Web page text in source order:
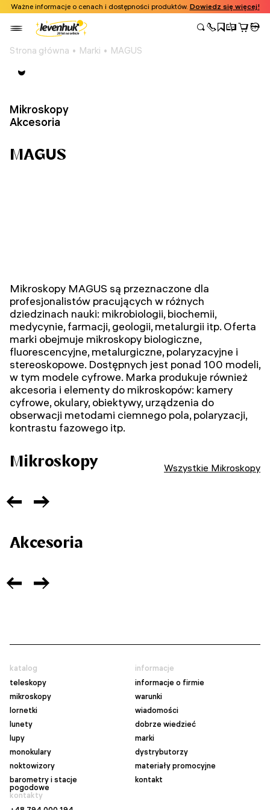
Ważne informacje o cenach i dostępności produktów. Dowiedz się więcej!
Strona główna Marki MAGUS
Mikroskopy
Akcesoria
MAGUS
Mikroskopy MAGUS są przeznaczone dla
profesjonalistów pracujących w różnych
dziedzinach nauki: mikrobiologii, biochemii,
medycynie, farmacji, geologii, metalurgii itp. Oferta
marki obejmuje mikroskopy biologiczne,
fluorescencyjne, metalurgiczne, polaryzacyjne i
stereoskopowe. Dostępnych jest ponad 100 modeli,
w tym modele cyfrowe. Marka produkuje również
akcesoria i elementy do mikroskopów: kamery
cyfrowe, okulary, obiektywy, urządzenia do
obserwacji metodami ciemnego pola, polaryzacji,
kontrastu fazowego itp.
Mikroskopy Wszystkie Mikroskopy
Akcesoria
katalog
teleskopy
mikroskopy
lornetki
lunety
lupy
monokulary
noktowizory
barometry i stacje
pogodowe
informacje
informacje o firmie
warunki
wiadomości
dobrze wiedzieć
marki
dystrybutorzy
materiały promocyjne
kontakt
kontakty